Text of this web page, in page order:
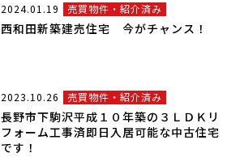
2024.01.19 売買物件・紹介済み
西和田新築建売住宅 今がチャンス！
2023.10.26 売買物件・紹介済み
長野市下駒沢平成１０年築の３ＬＤＫリ
フォーム工事済即日入居可能な中古住宅
です！